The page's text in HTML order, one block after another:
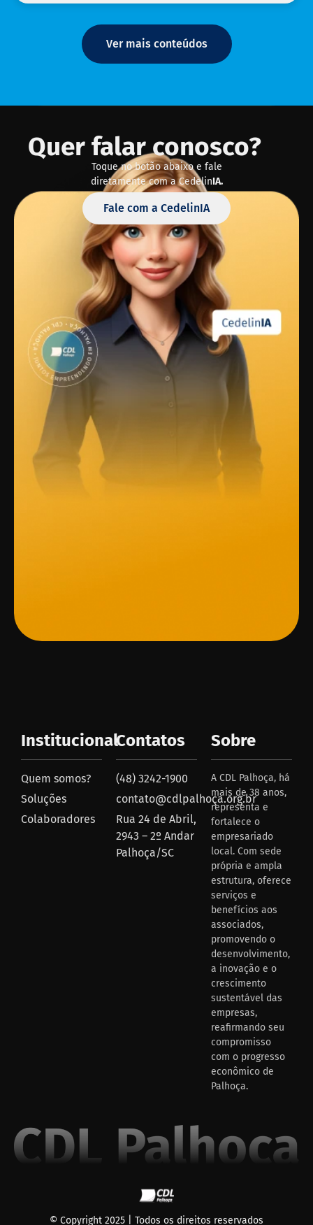
Ver mais conteúdos
Quer falar conosco?
Toque no botão abaixo e fale
diretamente com a CedelinIA.
Fale com a CedelinIA
Institucional
Quem somos?
Soluções
Colaboradores
Contatos
(48) 3242-1900
contato@cdlpalhoça.org.br
Rua 24 de Abril,
2943 – 2º Andar
Palhoça/SC
Sobre
A CDL Palhoça, há
mais de 38 anos,
representa e
fortalece o
empresariado
local. Com sede
própria e ampla
estrutura, oferece
serviços e
benefícios aos
associados,
promovendo o
desenvolvimento,
a inovação e o
crescimento
sustentável das
empresas,
reafirmando seu
compromisso
com o progresso
econômico de
Palhoça.
© Copyright 2025 | Todos os direitos reservados